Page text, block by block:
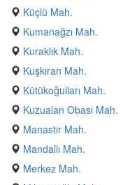
Küçlü Mah.
Kumanağzı Mah.
Kuraklık Mah.
Kuşkıran Mah.
Kütükoğulları Mah.
Kuzualan Obası Mah.
Manastır Mah.
Mandallı Mah.
Merkez Mah.